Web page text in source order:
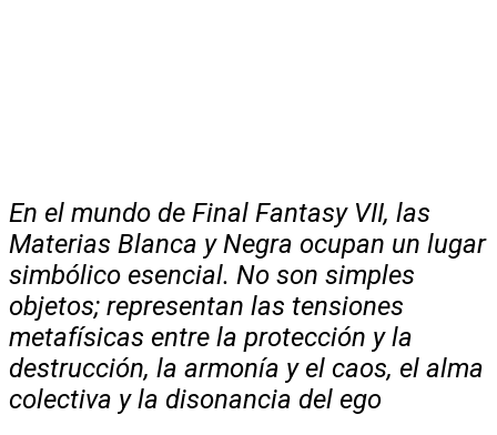
En el mundo de Final Fantasy VII, las
Materias Blanca y Negra ocupan un lugar
simbólico esencial. No son simples
objetos; representan las tensiones
metafísicas entre la protección y la
destrucción, la armonía y el caos, el alma
colectiva y la disonancia del ego